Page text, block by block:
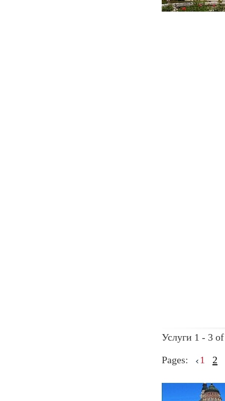
Услуги 1 - 3
Pages: 1 2